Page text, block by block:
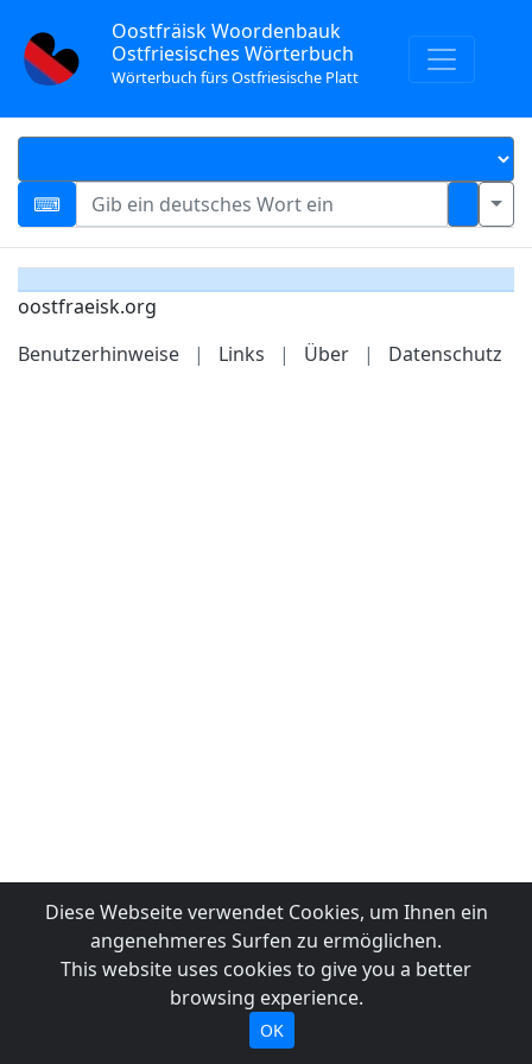
Oostfräisk Woordenbauk
Ostfriesisches Wörterbuch
Wörterbuch fürs Ostfriesische Platt
oostfraeisk.org
Benutzerhinweise
| Links | Über | Datenschutz
Diese Webseite verwendet Cookies, um Ihnen ein
angenehmeres Surfen zu ermöglichen.
This website uses cookies to give you a better
browsing experience.
OK